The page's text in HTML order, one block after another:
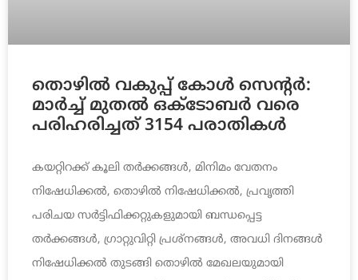
തൊഴില്‍ വകുപ്പ് കോള്‍ സെന്റര്‍:
മാര്‍ച്ച് മുതല്‍ ഒക്ടോബര്‍ വരെ
പരിഹരിച്ചത് 3154 പരാതികള്‍
കയറ്റിറക്ക് കൂലി തര്‍ക്കങ്ങള്‍, മിനിമം വേതനം
നിഷേധിക്കല്‍, തൊഴില്‍ നിഷേധിക്കല്‍, പ്രവൃത്തി
പരിചയ സര്‍ട്ടിഫിക്കറ്റുകളുമായി ബന്ധപ്പെട്ട
തര്‍ക്കങ്ങള്‍, ഗ്രാറ്റുവിറ്റി പ്രശ്നങ്ങള്‍, അവധി ദിനങ്ങള്‍
നിഷേധിക്കല്‍ തുടങ്ങി തൊഴില്‍ മേഖലയുമായി